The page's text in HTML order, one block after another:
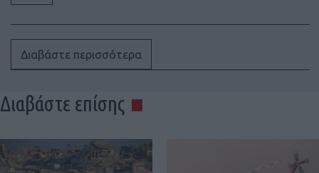
Διαβάστε περισσότερα
Διαβάστε επίσης